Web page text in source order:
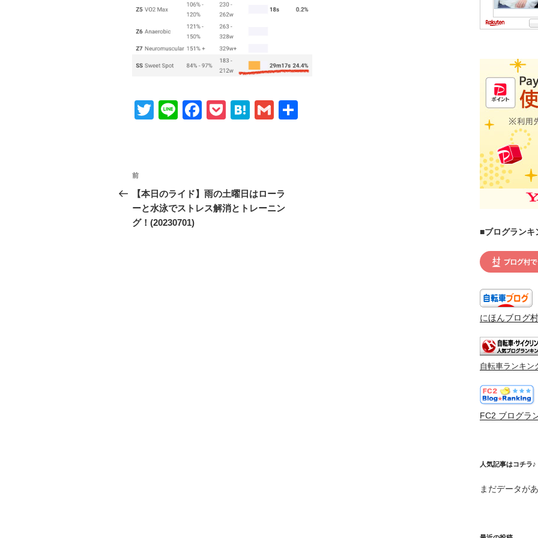
T
Li
F
b
o
P
H
a
G
投
稿
ナ
前
の
投
稿
前
【本日のライド】雨の土曜日はローラ
ーと水泳でストレス解消とトレーニン
グ！(20230701)
■ブログランキ
にほんブログ村
自転車ランキン
FC2 ブログラ
人気記事はコチラ♪
まだデータが